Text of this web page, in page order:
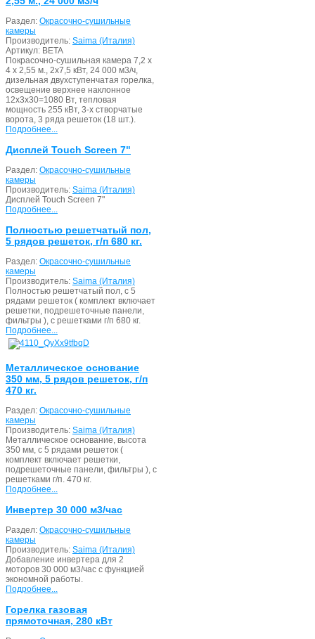
Раздел: Окрасочно-сушильные
камеры
Производитель: Saima (Италия)
Артикул: BETA
Покрасочно-сушильная камера 7,2 х
4 х 2,55 м., 2х7,5 кВт, 24 000 м3/ч,
дизельная двухступенчатая горелка,
освещение верхнее наклонное
12х3х30=1080 Вт, тепловая
мощность 255 кВт, 3-х створчатые
ворота, 3 ряда решеток (18 шт.).
Подробнее...
Дисплей Touch Screen 7"
Раздел: Окрасочно-сушильные
камеры
Производитель: Saima (Италия)
Дисплей Touch Screen 7"
Подробнее...
Полностью решетчатый пол,
5 рядов решеток, г/п 680 кг.
Раздел: Окрасочно-сушильные
камеры
Производитель: Saima (Италия)
Полностью решетчатый пол, с 5
рядами решеток ( комплект включает
решетки, подрешеточные панели,
фильтры ), с решетками г/п 680 кг.
Подробнее...
Металлическое основание
350 мм, 5 рядов решеток, г/п
470 кг.
Раздел: Окрасочно-сушильные
камеры
Производитель: Saima (Италия)
Металлическое основание, высота
350 мм, с 5 рядами решеток (
комплект включает решетки,
подрешеточные панели, фильтры ), с
решетками г/п. 470 кг.
Подробнее...
Инвертер 30 000 м3/час
Раздел: Окрасочно-сушильные
камеры
Производитель: Saima (Италия)
Добавление инвертера для 2
моторов 30 000 м3/час с функцией
экономной работы.
Подробнее...
Горелка газовая
прямоточная, 280 кВт